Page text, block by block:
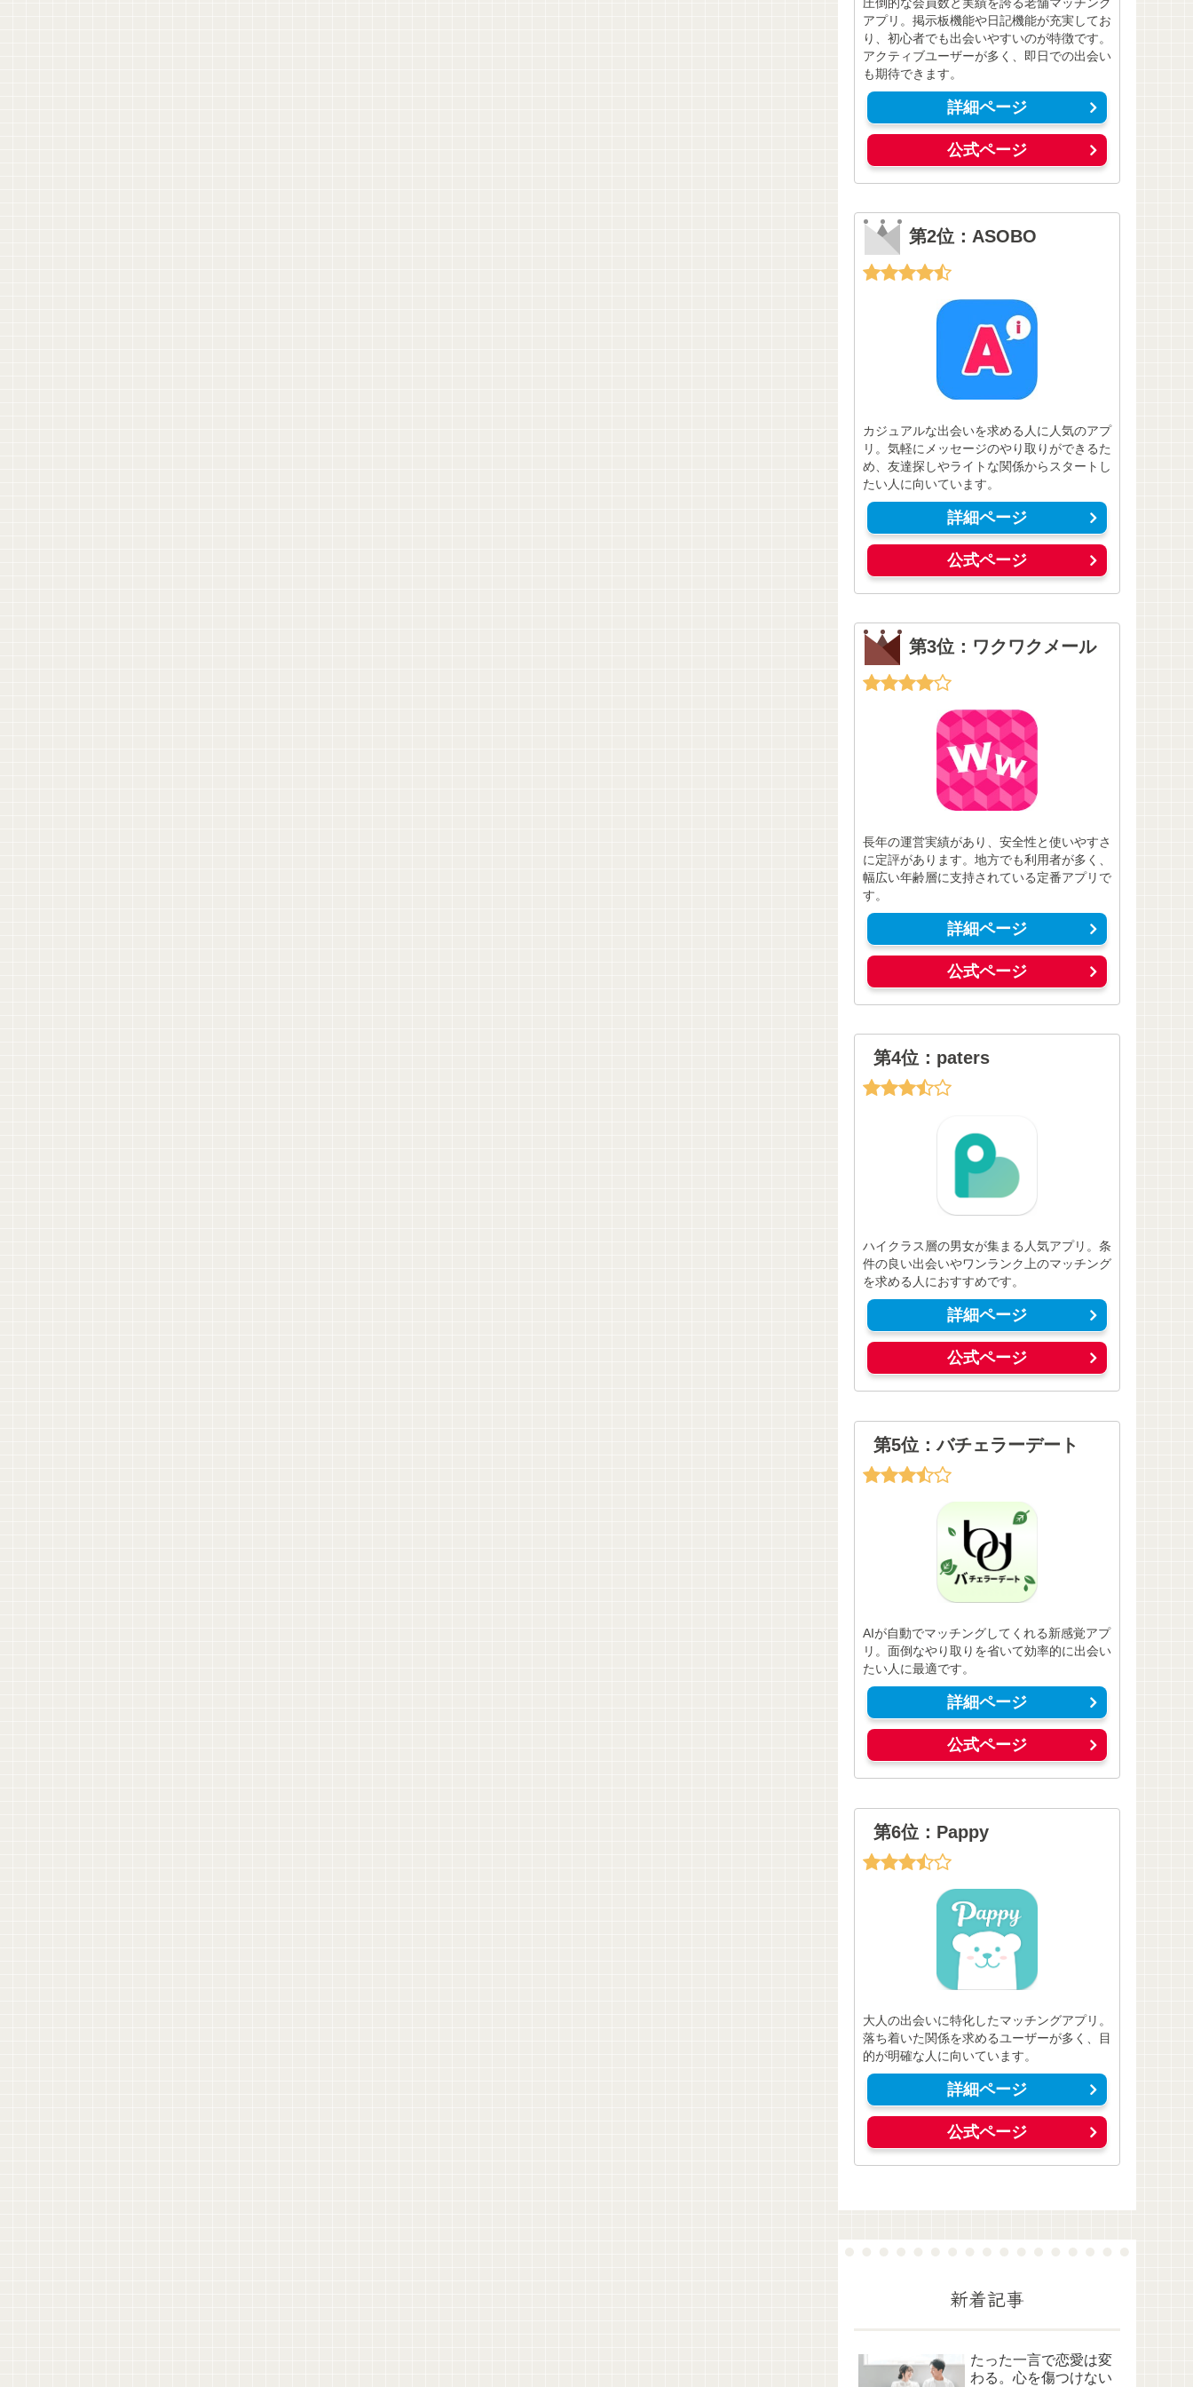
アプリ。掲示板機能や日記機能が充実してお
り、初心者でも出会いやすいのが特徴です。
アクティブユーザーが多く、即日での出会い
も期待できます。
詳細ページ
公式ページ
第2位：ASOBO
カジュアルな出会いを求める人に人気のアプ
リ。気軽にメッセージのやり取りができるた
め、友達探しやライトな関係からスタートし
たい人に向いています。
詳細ページ
公式ページ
第3位：ワクワクメール
長年の運営実績があり、安全性と使いやすさ
に定評があります。地方でも利用者が多く、
幅広い年齢層に支持されている定番アプリで
す。
詳細ページ
公式ページ
第4位：paters
ハイクラス層の男女が集まる人気アプリ。条
件の良い出会いやワンランク上のマッチング
を求める人におすすめです。
詳細ページ
公式ページ
第5位：バチェラーデート
AIが自動でマッチングしてくれる新感覚アプ
リ。面倒なやり取りを省いて効率的に出会い
たい人に最適です。
詳細ページ
公式ページ
第6位：Pappy
大人の出会いに特化したマッチングアプリ。
落ち着いた関係を求めるユーザーが多く、目
的が明確な人に向いています。
詳細ページ
公式ページ
新着記事
たった一言で恋愛は変
わる。心を傷つけない